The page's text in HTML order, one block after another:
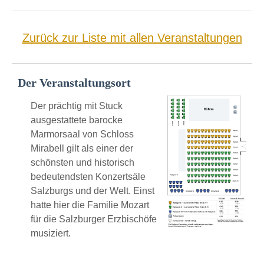
Zurück zur Liste mit allen Veranstaltungen
Der Veranstaltungsort
Der prächtig mit Stuck
ausgestattete barocke
Marmorsaal von Schloss
Mirabell gilt als einer der
schönsten und historisch
bedeutendsten Konzertsäle
Salzburgs und der Welt. Einst
hatte hier die Familie Mozart
für die Salzburger Erzbischöfe
musiziert.